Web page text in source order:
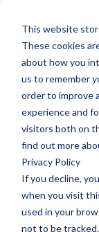
This website
These cookies
about how you
us to remember
order to improve
experience and
visitors both on
find out more
Privacy Policy
If you decline,
when you visit
used in your
not to be tracked.